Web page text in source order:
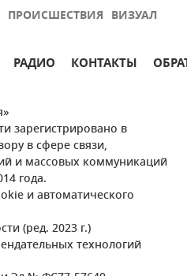
ПРОИСШЕСТВИЯ ВИЗУАЛ
РАДИО КОНТАКТЫ
зарегистрировано в
в сфере связи,
и массовых коммуникаций
года.
и автоматического
(ред. 2023 г.)
технологий